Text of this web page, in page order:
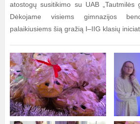
atostogų susitikimo su UAB „Tautmilės
Dėkojame visiems gimnazijos
palaikiusiems šią gražią I–IIG klasių